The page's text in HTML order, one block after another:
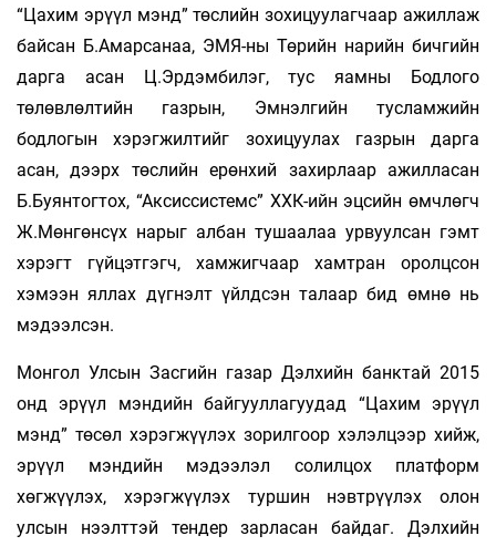
“Цахим эрүүл мэнд” төслийн зохицуулагчаар ажиллаж
байсан Б.Амарсанаа, ЭМЯ-ны Төрийн нарийн бичгийн
дарга асан Ц.Эрдэмбилэг, тус яамны Бодлого
төлөвлөлтийн газрын, Эмнэлгийн тусламжийн
бодлогын хэрэгжилтийг зохицуулах газрын дарга
асан, дээрх төслийн ерөнхий захирлаар ажилласан
Б.Буянтогтох, “Аксис­системс” ХХК-ийн эцсийн өмчлөгч
Ж.Мөнгөнсүх нарыг албан тушаалаа урвуулсан гэмт
хэрэгт гүйцэтгэгч, хамжигчаар хамтран оролцсон
хэмээн яллах дүгнэлт үйлдсэн талаар бид өмнө нь
мэдээлсэн.
Монгол Улсын Засгийн газар Дэлхийн банктай 2015
онд эрүүл мэндийн байгууллагуудад “Цахим эрүүл
мэнд” төсөл хэрэгжүүлэх зорилгоор хэлэлцээр хийж,
эрүүл мэндийн мэдээлэл солилцох платформ
хөгжүүлэх, хэрэгжүүлэх туршин нэвтрүүлэх олон
улсын нээлттэй тендер зарласан байдаг. Дэлхийн